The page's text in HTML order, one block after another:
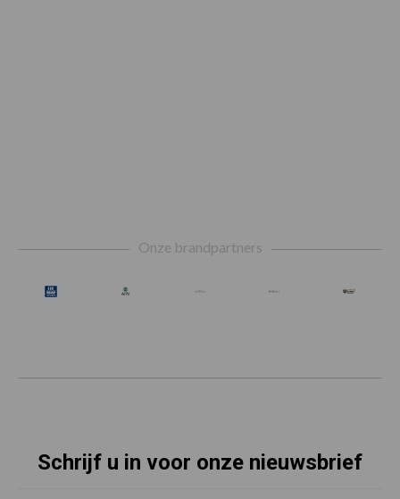
Onze brandpartners
Schrijf u in voor onze nieuwsbrief